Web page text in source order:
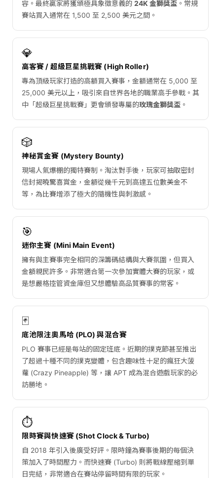
容。最終贏家將獲頒極具象徵意義的 24K 金獅獎盃 。常規
賽站買入通常在 1,500 至 2,500 美元之間。
💎
高客賽 / 超級巨星挑戰賽 (High Roller)
專為頂級玩家打造的高額買入賽事，金額通常在 5,000 至
25,000 美元以上，吸引來自世界各地的職業高手參戰。其
中「超級巨星挑戰賽」更會頒發專屬的玫瑰金獅獎盃 。
🎲
神秘賞金賽 (Mystery Bounty)
現場人氣爆棚的獨特賽制。淘汰對手後，玩家可抽取密封
信封揭曉驚喜賞金，金額從幾千元到高達五位數美金不
等，為比賽增添了極大的隨機性與刺激感。
🎯
迷你主賽 (Mini Main Event)
擁有與主賽事完全相同的深籌碼結構與大賽氛圍，但買入
金額親民許多。非常適合第一次參加實體大賽的玩家，或
是想嚴格控管資金庫但又想體驗高品質賽事的常客。
🃏
底池限注奧馬哈 (PLO) 與混合賽
PLO 賽事已經是每站的固定班底。近期的撲克節甚至推出
了超過十種不同的撲克變體，包含趣味性十足的瘋狂大菠
蘿 (Crazy Pineapple) 等，讓 APT 成為混合遊戲玩家的必
訪勝地。
⏱️
限時賽與快速賽 (Shot Clock & Turbo)
自 2018 年引入後廣受好評。限時鐘為賽事後期的每個決
策加入了時間壓力。而快速賽 (Turbo) 則將戰線壓縮到單
日完結，非常適合在賽站停留時間有限的玩家。